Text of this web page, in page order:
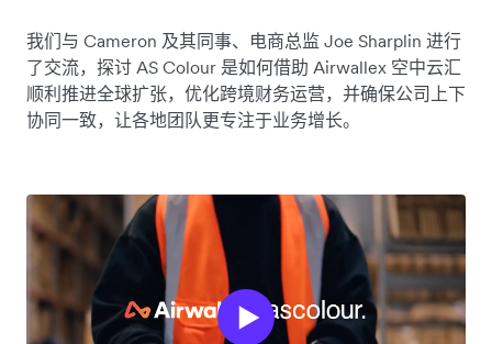
我们与 Cameron 及其同事、电商总监 Joe Sharplin 进行
了交流，探讨 AS Colour 是如何借助 Airwallex 空中云汇
顺利推进全球扩张，优化跨境财务运营，并确保公司上下
协同一致，让各地团队更专注于业务增长。